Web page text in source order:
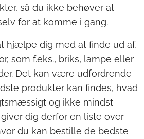
så du ikke behøver at
for at komme i gang.
hjælpe dig med at finde ud af,
som f.eks., briks, lampe eller
Det kan være udfordrende
produkter kan findes, hvad
og ikke mindst
dig derfor en liste over
du kan bestille de bedste